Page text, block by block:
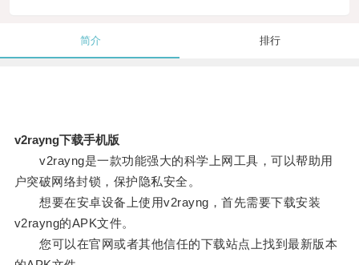
简介 排行
v2rayng下载手机版
v2rayng是一款功能强大的科学上网工具，可以帮助用
户突破网络封锁，保护隐私安全。
想要在安卓设备上使用v2rayng，首先需要下载安装
v2rayng的APK文件。
您可以在官网或者其他信任的下载站点上找到最新版本